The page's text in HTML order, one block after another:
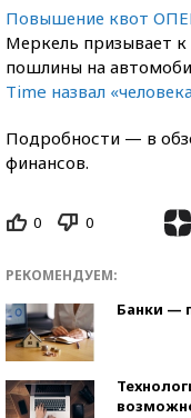
Повышение квот
Меркель призывает
пошлины на
Time назвал
Подробности — в
финансов.
0 0
РЕКОМЕНДУЕМ:
Банки —